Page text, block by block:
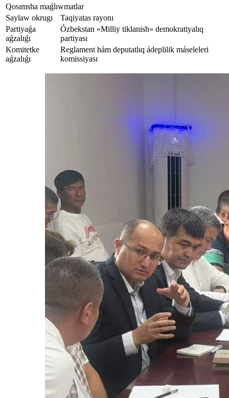
Qosımsha maǵlıwmatlar
Saylaw okrugı
Taqiyatas rayonı
Partiyaǵa
aǵzalıǵı
Ózbekstan «Milliy tiklanish» demokratiyalıq
partiyası
Komitetke
aǵzalıǵı
Reglament hám deputatlıq ádeplilik máseleleri
komissiyası